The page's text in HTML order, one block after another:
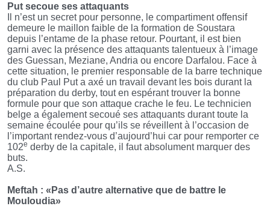
Put secoue ses attaquants
Il n’est un secret pour personne, le compartiment offensif
demeure le maillon faible de la formation de Soustara
depuis l’entame de la phase retour. Pourtant, il est bien
garni avec la présence des attaquants talentueux à l’image
des Guessan, Meziane, Andria ou encore Darfalou. Face à
cette situation, le premier responsable de la barre technique
du club Paul Put a axé un travail devant les bois durant la
préparation du derby, tout en espérant trouver la bonne
formule pour que son attaque crache le feu. Le technicien
belge a également secoué ses attaquants durant toute la
semaine écoulée pour qu’ils se réveillent à l’occasion de
l’important rendez-vous d’aujourd’hui car pour remporter ce
102e derby de la capitale, il faut absolument marquer des
buts.
A.S.
Meftah : «Pas d’autre alternative que de battre le
Mouloudia»